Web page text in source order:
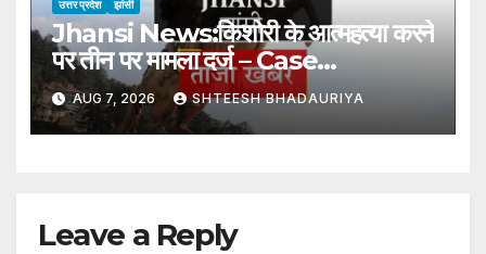
उत्तर प्रदेश झांसी
Jhansi News:किशोरी के आत्महत्या करने
पर तीन पर मामला दर्ज – Case
Registered Against Three
People Following A Teenage
Girl’s Suicide
AUG 7, 2026 SHTEESH BHADAURIYA
Leave a Reply